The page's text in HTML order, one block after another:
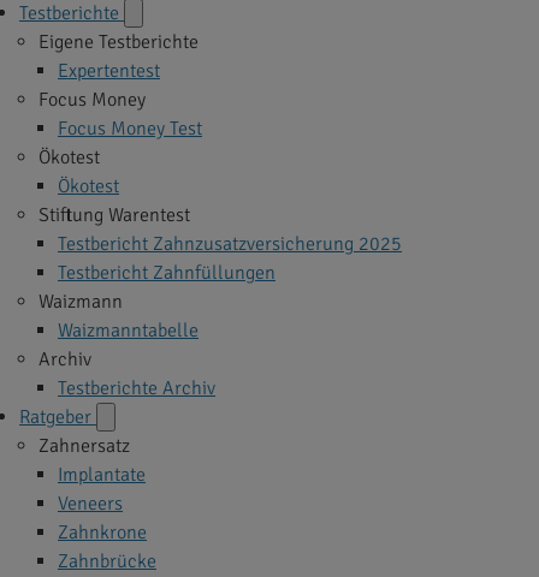
Testberichte
Eigene Testberichte
Expertentest
Focus Money
Focus Money Test
Ökotest
Ökotest
Stiftung Warentest
Testbericht Zahnzusatzversicherung 2025
Testbericht Zahnfüllungen
Waizmann
Waizmanntabelle
Archiv
Testberichte Archiv
Ratgeber
Zahnersatz
Implantate
Veneers
Zahnkrone
Zahnbrücke